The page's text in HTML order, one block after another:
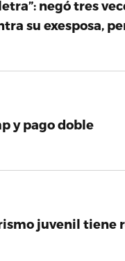
negó tres
su exesposa,
y pago doble
juvenil tiene